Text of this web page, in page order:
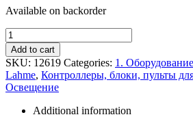
Available on backorder
Распределитель
24В
5-
8
светодиодных
ламп
RGB
Add to cart
SKU: 12619 Categories: 1.
Lahme, Контроллеры, блоки, пульты
Освещение
Additional information